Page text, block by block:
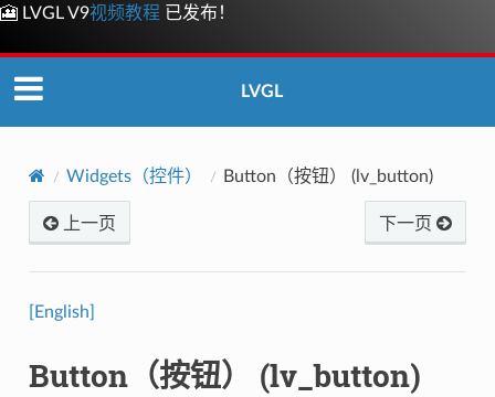
🎦 LVGL V9视频教程 已发布！
LVGL
Widgets（控件） Button（按钮） (lv_button)
上一页 下一页
[English]
Button（按钮） (lv_button)